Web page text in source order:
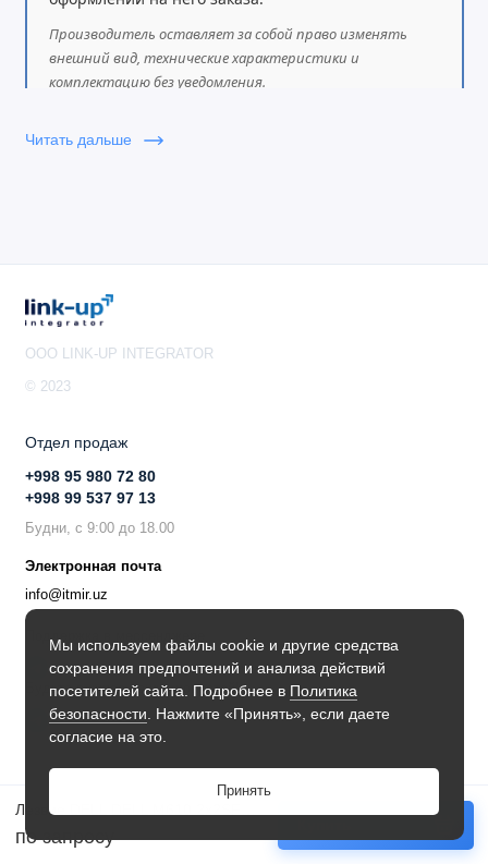
по запросу
Производитель оставляет за собой право изменять
внешний вид, технические характеристики и
комплектацию без уведомления.
Читать дальше
Мы используем файлы cookie и другие средства
сохранения предпочтений и анализа действий
посетителей сайта. Подробнее в Политика
безопасности . Нажмите «Принять», если даете
согласие на это.
Принять
OOO LINK-UP INTEGRATOR
© 2023
Отдел продаж
+998 95 980 72 80
+998 99 537 97 13
Будни, с 9:00 до 18.00
Электронная почта
info@itmir.uz
Поддержка в мессенджере
Будьте в курсе наших новостей!